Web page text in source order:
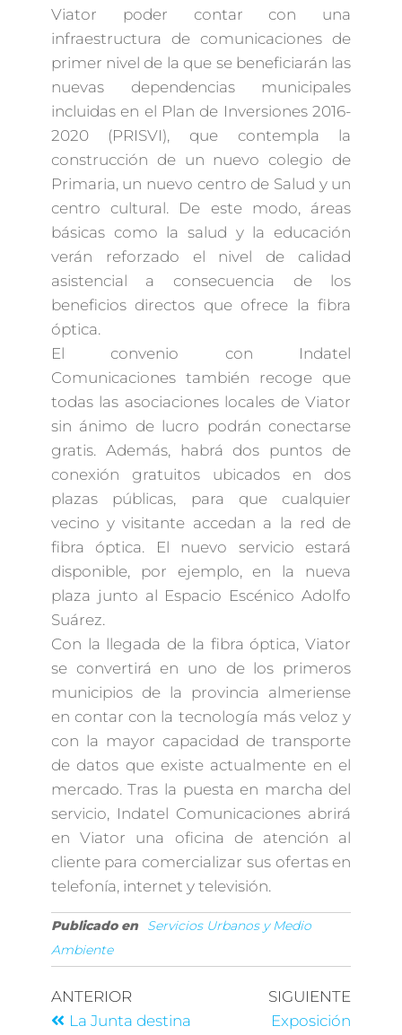
Viator poder contar con una
infraestructura de comunicaciones de
primer nivel de la que se beneficiarán las
nuevas dependencias municipales
incluidas en el Plan de Inversiones 2016-
2020 (PRISVI), que contempla la
construcción de un nuevo colegio de
Primaria, un nuevo centro de Salud y un
centro cultural. De este modo, áreas
básicas como la salud y la educación
verán reforzado el nivel de calidad
asistencial a consecuencia de los
beneficios directos que ofrece la fibra
óptica.
El convenio con Indatel
Comunicaciones también recoge que
todas las asociaciones locales de Viator
sin ánimo de lucro podrán conectarse
gratis. Además, habrá dos puntos de
conexión gratuitos ubicados en dos
plazas públicas, para que cualquier
vecino y visitante accedan a la red de
fibra óptica. El nuevo servicio estará
disponible, por ejemplo, en la nueva
plaza junto al Espacio Escénico Adolfo
Suárez.
Con la llegada de la fibra óptica, Viator
se convertirá en uno de los primeros
municipios de la provincia almeriense
en contar con la tecnología más veloz y
con la mayor capacidad de transporte
de datos que existe actualmente en el
mercado. Tras la puesta en marcha del
servicio, Indatel Comunicaciones abrirá
en Viator una oficina de atención al
cliente para comercializar sus ofertas en
telefonía, internet y televisión.
Publicado en
Servicios Urbanos y Medio
Ambiente
ANTERIOR
La Junta destina
SIGUIENTE
Exposición